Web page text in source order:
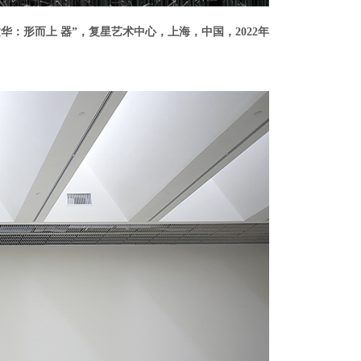
：形而上 器”，复星艺术中心，上海，中国，2022年